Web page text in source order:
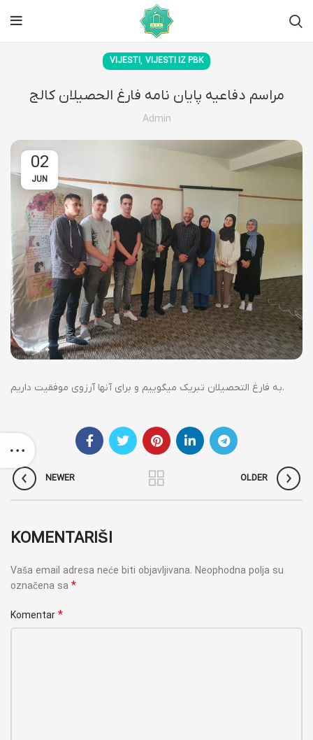
VIJESTI, VIJESTI IZ PBK
مراسم دفاعیه پایان نامه فارغ الحصیلان کالج
Admin
02
JUN
به فارغ التحصیلان تبریک میگوییم و برای آنها آرزوی موفقیت داریم.
NEWER OLDER
KOMENTARIŠI
Vaša email adresa neće biti objavljivana. Neophodna polja su
označena sa *
Komentar *